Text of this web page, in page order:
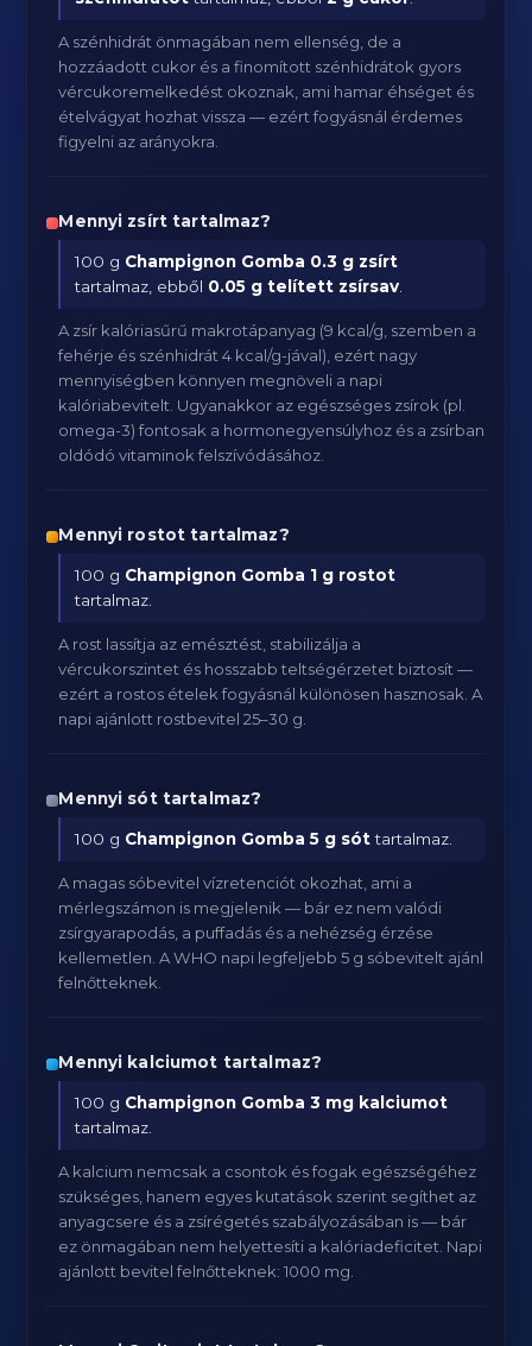
A szénhidrát önmagában nem ellenség, de a
hozzáadott cukor és a finomított szénhidrátok gyors
vércukoremelkedést okoznak, ami hamar éhséget és
ételvágyat hozhat vissza — ezért fogyásnál érdemes
figyelni az arányokra.
Mennyi zsírt tartalmaz?
100 g Champignon Gomba 0.3 g zsírt
tartalmaz, ebből 0.05 g telített zsírsav
A zsír kalóriasűrű makrotápanyag (9 kcal/g, szemben a
fehérje és szénhidrát 4 kcal/g-jával), ezért nagy
mennyiségben könnyen megnöveli a napi
kalóriabevitelt. Ugyanakkor az egészséges zsírok (pl.
omega-3) fontosak a hormonegyensúlyhoz és a zsírban
oldódó vitaminok felszívódásához.
Mennyi rostot tartalmaz?
100 g Champignon Gomba 1 g rostot
tartalmaz.
A rost lassítja az emésztést, stabilizálja a
vércukorszintet és hosszabb teltségérzetet biztosít —
ezért a rostos ételek fogyásnál különösen hasznosak. A
napi ajánlott rostbevitel 25–30 g.
Mennyi sót tartalmaz?
100 g Champignon Gomba 5 g sóttartalmaz.
A magas sóbevitel vízretenciót okozhat, ami a
mérlegszámon is megjelenik — bár ez nem valódi
zsírgyarapodás, a puffadás és a nehézség érzése
kellemetlen. A WHO napi legfeljebb 5 g sóbevitelt ajánl
felnőtteknek.
Mennyi kalciumot tartalmaz?
100 g Champignon Gomba 3 mg kalciumot
tartalmaz.
A kalcium nemcsak a csontok és fogak egészségéhez
szükséges, hanem egyes kutatások szerint segíthet az
anyagcsere és a zsírégetés szabályozásában is — bár
ez önmagában nem helyettesíti a kalóriadeficitet. Napi
ajánlott bevitel felnőtteknek: 1000 mg.